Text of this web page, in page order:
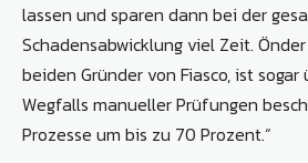
lassen und sparen dann bei der
Schadensabwicklung viel Zeit.
beiden Gründer von Fiasco, ist sogar
Wegfalls manueller Prüfungen
Prozesse um bis zu 70 Prozent.“